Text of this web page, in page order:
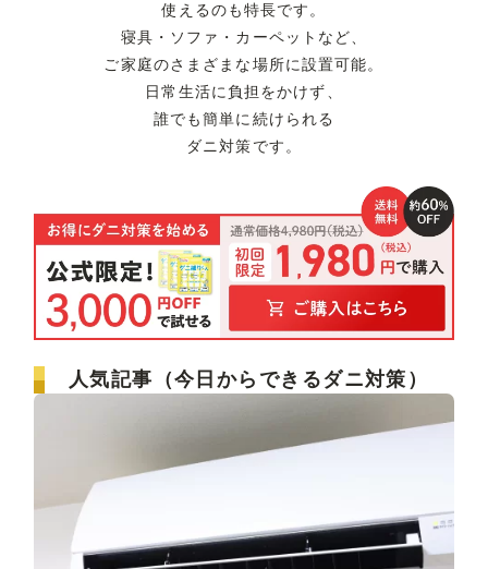
使えるのも特長です。
寝具・ソファ・カーペットなど、
ご家庭のさまざまな場所に設置可能。
日常生活に負担をかけず、
誰でも簡単に続けられる
ダニ対策です。
人気記事（今日からできるダニ対策）